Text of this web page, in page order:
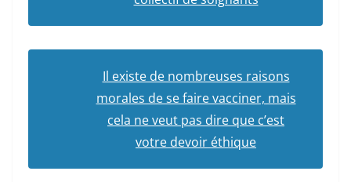
Il existe de nombreuses raisons
morales de se faire vacciner, mais
cela ne veut pas dire que c’est
votre devoir éthique